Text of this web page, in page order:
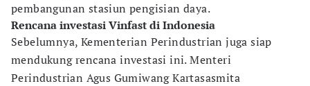
pembangunan stasiun pengisian daya.
Rencana investasi Vinfast di Indonesia
Sebelumnya, Kementerian Perindustrian juga siap
mendukung rencana investasi ini. Menteri
Perindustrian Agus Gumiwang Kartasasmita